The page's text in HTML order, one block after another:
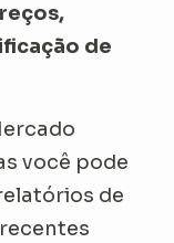
de
você pode
de